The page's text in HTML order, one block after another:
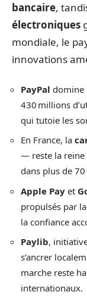
bancaire,
électroniques
mondiale, le
innovations
PayPal domine
430 millions
qui tutoie les
En France, la
— reste la reine
dans plus de
Apple Pay et
propulsés par
la confiance
Paylib,
s’ancrer
marche reste
internationaux.